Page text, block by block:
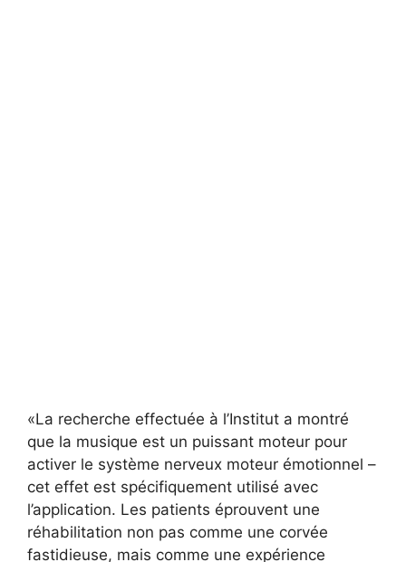
«La recherche effectuée à l’Institut a montré
que la musique est un puissant moteur pour
activer le système nerveux moteur émotionnel –
cet effet est spécifiquement utilisé avec
l’application. Les patients éprouvent une
réhabilitation non pas comme une corvée
fastidieuse, mais comme une expérience